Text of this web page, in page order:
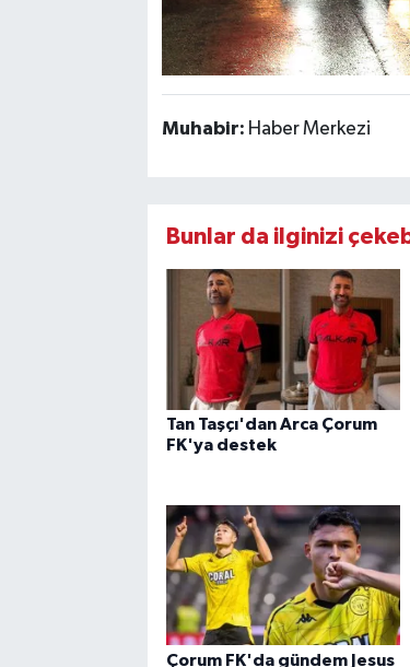
Muhabir: Haber Merkezi
Bunlar da ilginizi
Tan Taşçı'dan Arca Çorum
FK'ya destek
Çorum FK'da gündem Jesus